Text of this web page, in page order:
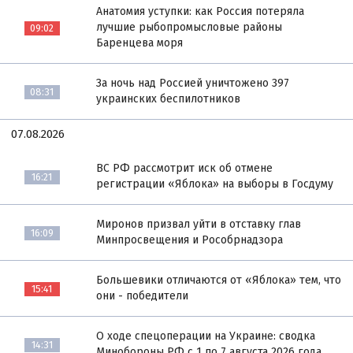
09:02
Анатомия уступки: как Россия потеряла
лучшие рыбопромысловые районы
Баренцева моря
08:31
За ночь над Россией уничтожено 397
украинских беспилотников
07.08.2026
16:21
ВС РФ рассмотрит иск об отмене
регистрации «Яблока» на выборы в Госдуму
16:09
Миронов призвал уйти в отставку глав
Минпросвещения и Рособрнадзора
15:41
Большевики отличаются от «Яблока» тем, что
они - победители
14:31
О ходе спецоперации на Украине: сводка